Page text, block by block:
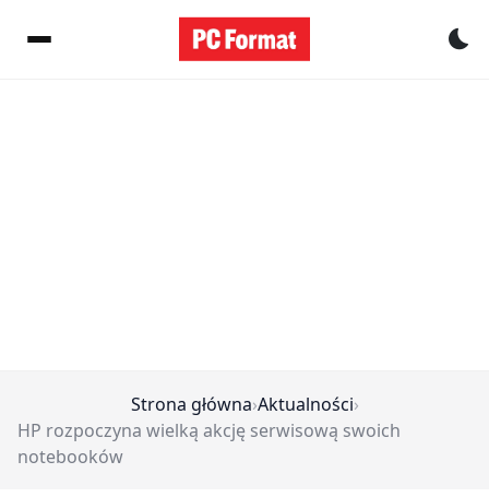
Strona główna›Aktualności›
HP rozpoczyna wielką akcję serwisową swoich
notebooków